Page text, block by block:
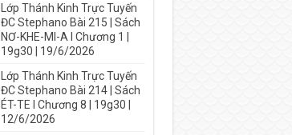
Lớp Thánh Kinh Trực Tuyến
ĐC Stephano Bài 215 | Sách
NƠ-KHE-MI-A I Chương 1 |
19g30 | 19/6/2026
Lớp Thánh Kinh Trực Tuyến
ĐC Stephano Bài 214 | Sách
ÉT-TE I Chương 8 | 19g30 |
12/6/2026